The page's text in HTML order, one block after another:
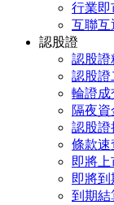
行業即
互聯互
認股證
認股證
認股證
輪證成
隔夜資
認股證
條款速
即將上
即將到
到期結